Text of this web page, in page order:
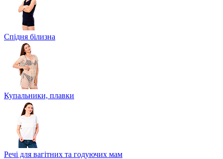
Спідня білизна
Купальники, плавки
Речі для вагітних та годуючих мам